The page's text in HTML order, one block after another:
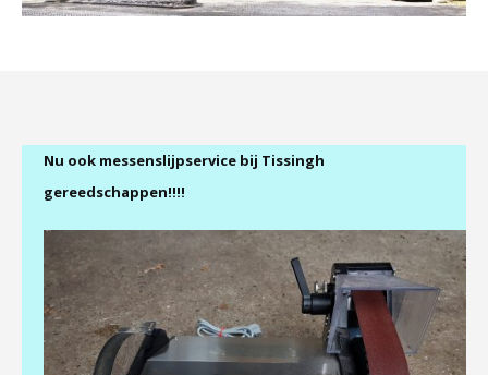
Nu ook messenslijpservice bij Tissingh
gereedschappen!!!!